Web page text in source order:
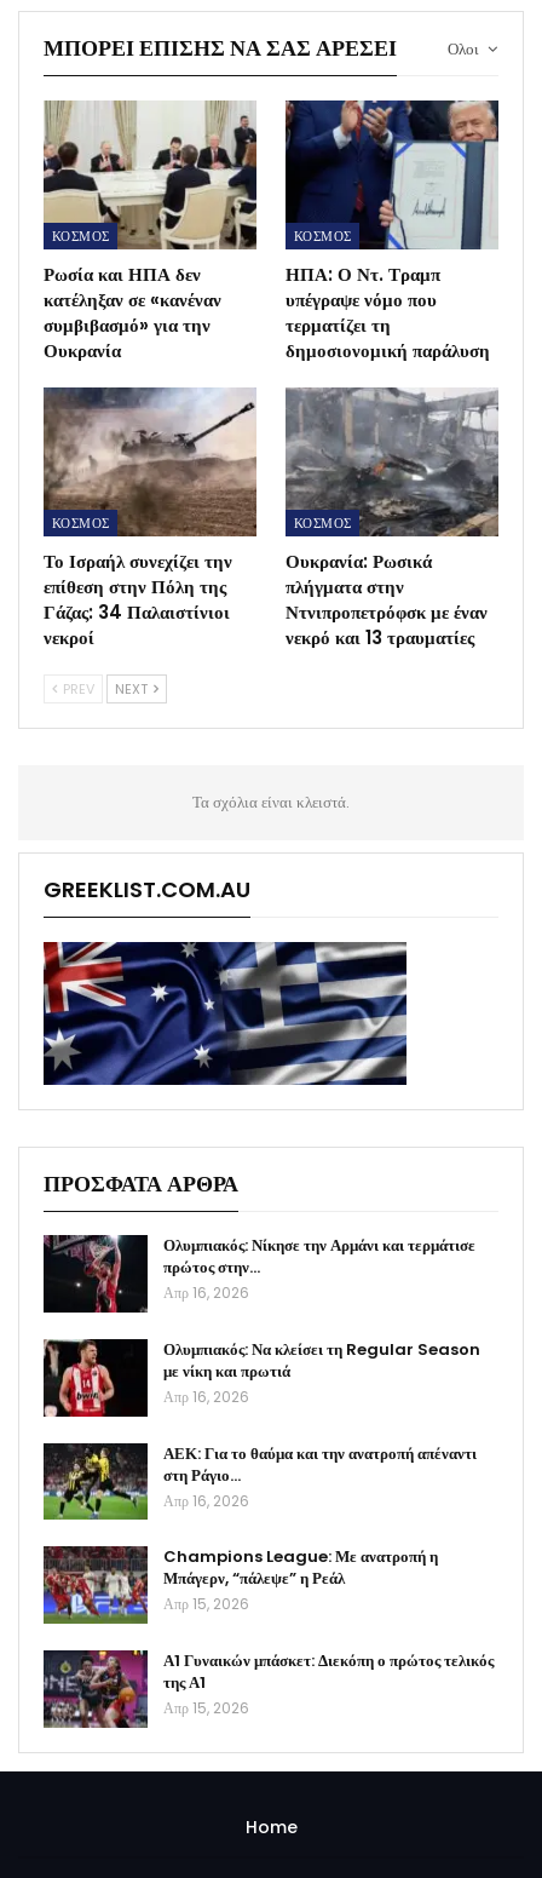
Ολοι
ΜΠΟΡΕΊ ΕΠΊΣΗΣ ΝΑ ΣΑΣ ΑΡΈΣΕΙ
ΚΟΣΜΟΣ
Ρωσία και ΗΠΑ δεν
κατέληξαν σε «κανέναν
συμβιβασμό» για την
Ουκρανία
ΚΟΣΜΟΣ
ΗΠΑ: Ο Ντ. Τραμπ
υπέγραψε νόμο που
τερματίζει τη
δημοσιονομική παράλυση
ΚΟΣΜΟΣ
Το Ισραήλ συνεχίζει την
επίθεση στην Πόλη της
Γάζας: 34 Παλαιστίνιοι
νεκροί
ΚΟΣΜΟΣ
Ουκρανία: Ρωσικά
πλήγματα στην
Ντνιπροπετρόφσκ με έναν
νεκρό και 13 τραυματίες
PREV NEXT
Τα σχόλια είναι κλειστά.
GREEKLIST.COM.AU
ΠΡΟΣΦΑΤΑ ΑΡΘΡΑ
Ολυμπιακός: Νίκησε την Αρμάνι και τερμάτισε
πρώτος στην…
Απρ 16, 2026
Ολυμπιακός: Να κλείσει τη Regular Season
με νίκη και πρωτιά
Απρ 16, 2026
ΑΕΚ: Για το θαύμα και την ανατροπή απέναντι
στη Ράγιο…
Απρ 16, 2026
Champions League: Με ανατροπή η
Μπάγερν, “πάλεψε” η Ρεάλ
Απρ 15, 2026
Α1 Γυναικών μπάσκετ: Διεκόπη ο πρώτος τελικός
της Α1
Απρ 15, 2026
Home